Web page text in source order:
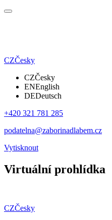
CZČesky
CZČesky
ENEnglish
DEDeutsch
+420 321 781 285
podatelna@zaborinadlabem.cz
Vytisknout
Virtuální prohlídka
CZČesky